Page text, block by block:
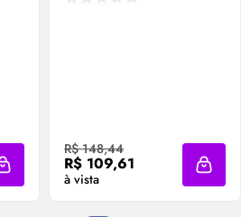
Adicionar à sacola
R$ 148,44
R$ 109,61
à vista